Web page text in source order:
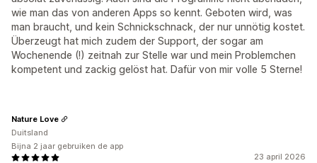
wie man das von anderen Apps so kennt. Geboten wird, was
man braucht, und kein Schnickschnack, der nur unnötig kostet.
Überzeugt hat mich zudem der Support, der sogar am
Wochenende (!) zeitnah zur Stelle war und mein Problemchen
kompetent und zackig gelöst hat. Dafür von mir volle 5 Sterne!
23 april 2026
Nature Love
Duitsland
Bijna 2 jaar gebruiken de app